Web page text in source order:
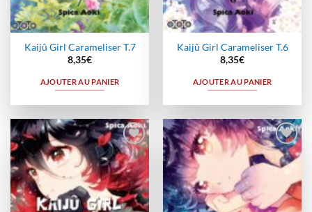
Kaijû Girl Carameliser T.7
8,35€
AJOUTER AU PANIER
Kaijû Girl Carameliser T.6
8,35€
AJOUTER AU PANIER
Ajouter
à la
wishlist
Ajouter
à la